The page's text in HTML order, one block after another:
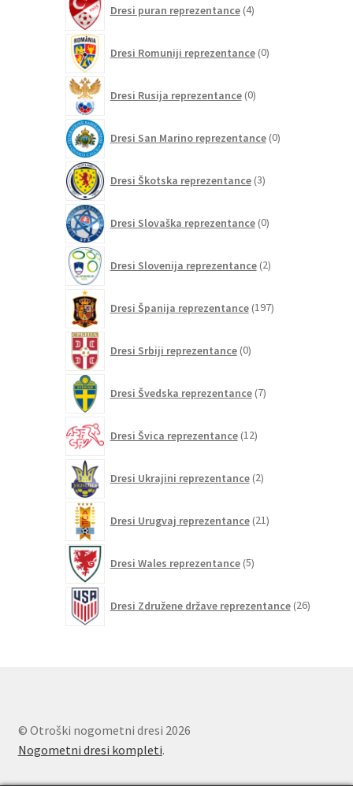
Dresi puran reprezentance 4izdelki
Dresi Romuniji reprezentance 0izdelkov
Dresi Rusija reprezentance 0izdelkov
Dresi San Marino reprezentance 0izdelkov
Dresi Škotska reprezentance 3izdelki
Dresi Slovaška reprezentance 0izdelkov
Dresi Slovenija reprezentance 2izdelka
Dresi Španija reprezentance 197izdelkov
Dresi Srbiji reprezentance 0izdelkov
Dresi Švedska reprezentance 7izdelkov
Dresi Švica reprezentance 12izdelkov
Dresi Ukrajini reprezentance 2izdelka
Dresi Urugvaj reprezentance 21izdelkov
Dresi Wales reprezentance 5izdelkov
Dresi Združene države reprezentance 26izdelkov
© Otroški nogometni dresi 2026
Nogometni dresi kompleti.